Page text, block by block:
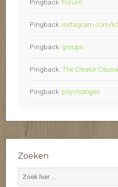
Pingback: Forum
Pingback: instagram.com/
Pingback: groups
Pingback: The Creator
Pingback: psychologist
Zoeken